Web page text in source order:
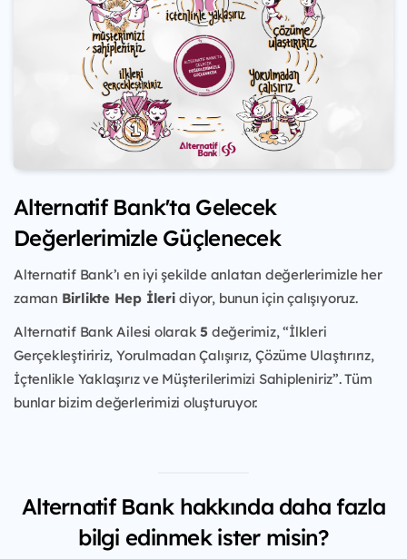
Alternatif Bank'ta Gelecek
Değerlerimizle Güçlenecek
Alternatif Bank’ı en iyi şekilde anlatan değerlerimizle her
zaman Birlikte Hep İleridiyor, bunun için çalışıyoruz.
Alternatif Bank Ailesi olarak5 değerimiz, “İlkleri
Gerçekleştiririz, Yorulmadan Çalışırız, Çözüme Ulaştırırız,
İçtenlikle Yaklaşırız ve Müşterilerimizi Sahipleniriz”. Tüm
bunlar bizim değerlerimizi oluşturuyor.
Alternatif Bank hakkında daha fazla
bilgi edinmek ister misin?